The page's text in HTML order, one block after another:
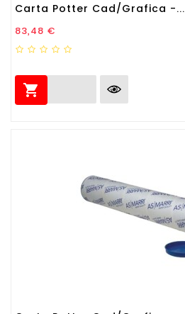
Carta Potter Cad/Grafica -...
Prezzo
83,48 €
